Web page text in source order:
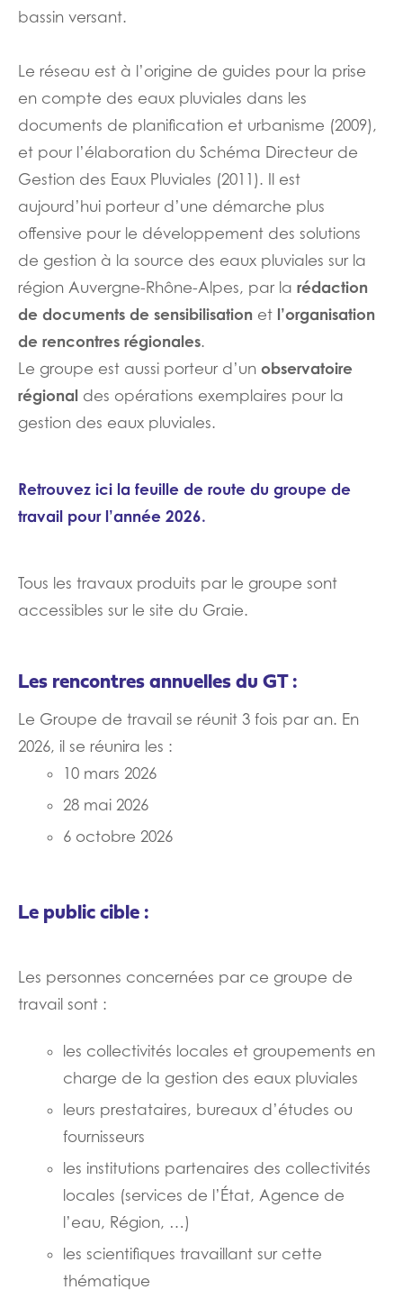
bassin versant.
Le réseau est à l’origine de guides pour la prise
en compte des eaux pluviales dans les
documents de planification et urbanisme (2009),
et pour l’élaboration du Schéma Directeur de
Gestion des Eaux Pluviales (2011). Il est
aujourd’hui porteur d’une démarche plus
offensive pour le développement des solutions
de gestion à la source des eaux pluviales sur la
région Auvergne-Rhône-Alpes, par la rédaction
de documents de sensibilisation et l’organisation
de rencontres régionales.
Le groupe est aussi porteur d’un observatoire
régional des opérations exemplaires pour la
gestion des eaux pluviales.
Retrouvez ici la feuille de route du groupe de
travail pour l’année 2026.
Tous les travaux produits par le groupe sont
accessibles sur le site du Graie.
Les rencontres annuelles du GT :
Le Groupe de travail se réunit 3 fois par an. En
2026, il se réunira les :
10 mars 2026
28 mai 2026
6 octobre 2026
Le public cible :
Les personnes concernées par ce groupe de
travail sont :
les collectivités locales et groupements en
charge de la gestion des eaux pluviales
leurs prestataires, bureaux d’études ou
fournisseurs
les institutions partenaires des collectivités
locales (services de l’État, Agence de
l’eau, Région, …)
les scientifiques travaillant sur cette
thématique